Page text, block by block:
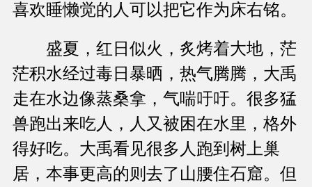
喜欢睡懒觉的人可以把它作为床右铭。
盛夏，红日似火，炙烤着大地，茫
茫积水经过毒日暴晒，热气腾腾，大禹
走在水边像蒸桑拿，气喘吁吁。很多猛
兽跑出来吃人，人又被困在水里，格外
得好吃。大禹看见很多人跑到树上巢
居，本事更高的则去了山腰住石窟。但